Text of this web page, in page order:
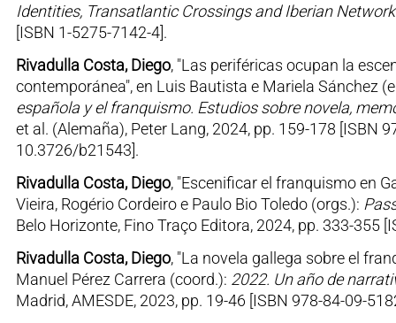
Identities, Transatlantic Crossings and Iberian
[ISBN 1-5275-7142-4].
Rivadulla Costa, Diego, "Las periféricas ocupan la
contemporánea", en Luis Bautista e Mariela Sánchez
española y el franquismo. Estudios sobre novela,
et al. (Alemaña), Peter Lang, 2024, pp. 159-178 [ISBN
10.3726/b21543].
Rivadulla Costa, Diego, "Escenificar el franquismo en
Vieira, Rogério Cordeiro e Paulo Bio Toledo (orgs.):
Belo Horizonte, Fino Traço Editora, 2024, pp. 333-355
Rivadulla Costa, Diego, "La novela gallega sobre el
Manuel Pérez Carrera (coord.): 2022. Un año de
Madrid, AMESDE, 2023, pp. 19-46 [ISBN 978-84-09-